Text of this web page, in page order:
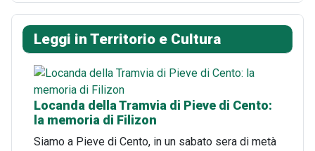
Leggi in Territorio e Cultura
Locanda della Tramvia di Pieve di Cento:
la memoria di Filizon
Siamo a Pieve di Cento, in un sabato sera di metà